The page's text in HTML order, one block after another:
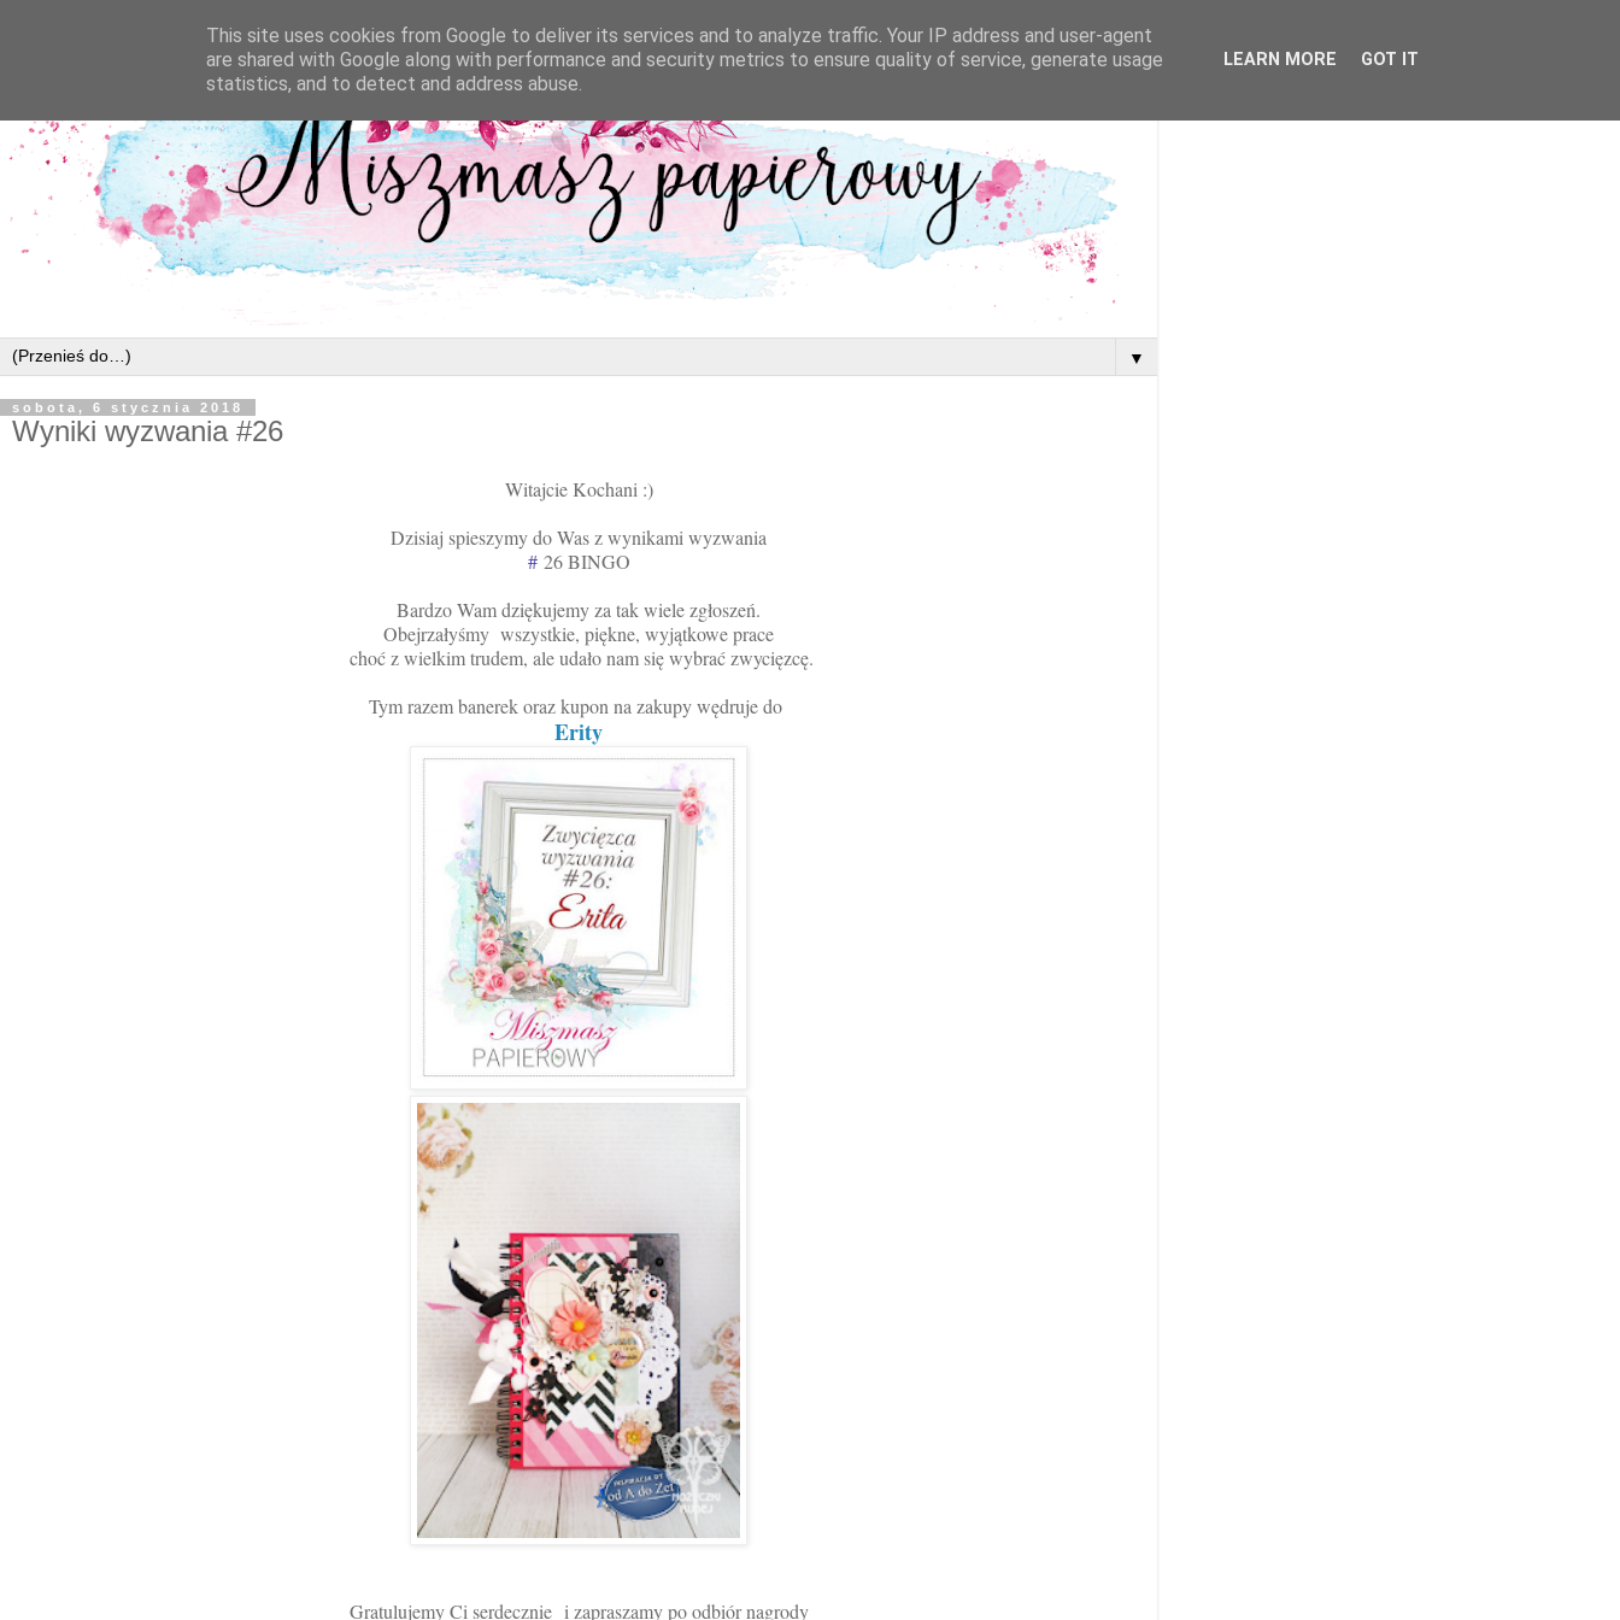
▼
sobota, 6 stycznia 2018
Wyniki wyzwania #26
Witajcie Kochani :)
Dzisiaj spieszymy do Was z wynikami wyzwania
# 26 BINGO
Bardzo Wam dziękujemy za tak wiele zgłoszeń.
Obejrzałyśmy wszystkie, piękne, wyjątkowe prace
choć z wielkim trudem, ale udało nam się wybrać zwycięzcę.
Tym razem banerek oraz kupon na zakupy wędruje do
Erity
Gratulujemy Ci serdecznie i zapraszamy po odbiór nagrody
This site uses cookies from Google to deliver its services and to analyze traffic. Your IP address and user-agent
are shared with Google along with performance and security metrics to ensure quality of service, generate usage
statistics, and to detect and address abuse.
LEARN MORE GOT IT